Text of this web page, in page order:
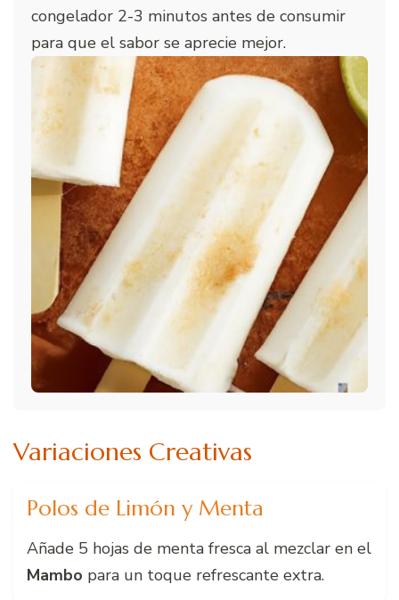
congelador 2-3 minutos antes de consumir
para que el sabor se aprecie mejor.
Variaciones Creativas
Polos de Limón y Menta
Añade 5 hojas de menta fresca al mezclar en el
Mambo para un toque refrescante extra.